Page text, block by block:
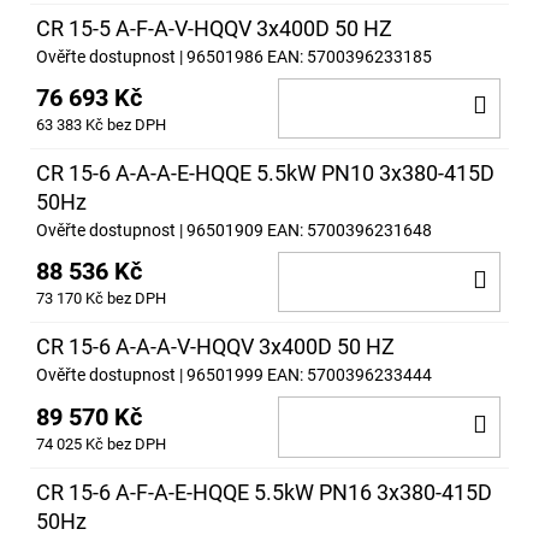
CR 15-5 A-F-A-V-HQQV 3x400D 50 HZ
Ověřte dostupnost | 96501986 EAN: 5700396233185
76 693 Kč
63 383 Kč bez DPH
CR 15-6 A-A-A-E-HQQE 5.5kW PN10 3x380-415D
50Hz
Ověřte dostupnost | 96501909 EAN: 5700396231648
88 536 Kč
73 170 Kč bez DPH
CR 15-6 A-A-A-V-HQQV 3x400D 50 HZ
Ověřte dostupnost | 96501999 EAN: 5700396233444
89 570 Kč
74 025 Kč bez DPH
CR 15-6 A-F-A-E-HQQE 5.5kW PN16 3x380-415D
50Hz